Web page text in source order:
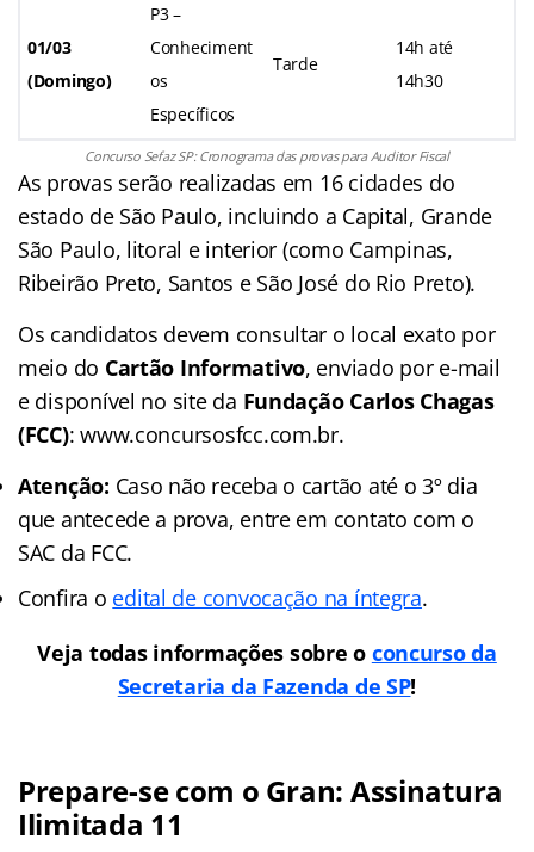
01/03
(Domingo)
P3 –
Conheciment
os
Específicos
Tarde
14h até
14h30
Concurso Sefaz SP: Cronograma das provas para Auditor Fiscal
As provas serão realizadas em 16 cidades do
estado de São Paulo, incluindo a Capital, Grande
São Paulo, litoral e interior (como Campinas,
Ribeirão Preto, Santos e São José do Rio Preto).
Os candidatos devem consultar o local exato por
meio do Cartão Informativo, enviado por e-mail
e disponível no site da Fundação Carlos Chagas
(FCC): www.concursosfcc.com.br.
Atenção: Caso não receba o cartão até o 3º dia
que antecede a prova, entre em contato com o
SAC da FCC.
Confira o edital de convocação na íntegra.
Veja todas informações sobre o concurso da
Secretaria da Fazenda de SP!
Prepare-se com o Gran: Assinatura
Ilimitada 11